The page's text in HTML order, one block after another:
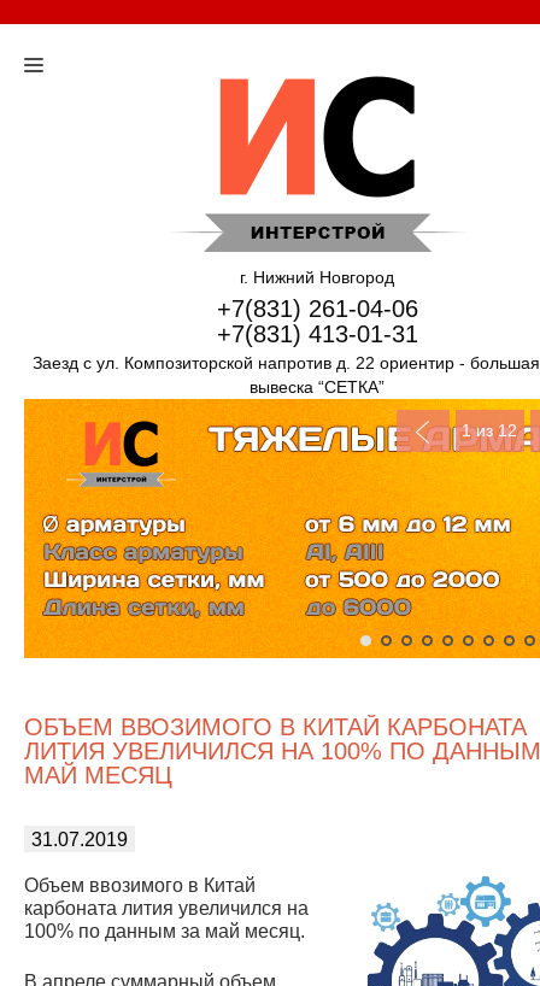
г. Нижний Новгород
+7(831) 261-04-06
+7(831) 413-01-31
Заезд с ул. Композиторской напротив д. 22 ориентир -
вывеска “СЕТКА”
1из 12
ОБЪЕМ ВВОЗИМОГО В КИТАЙ КАРБОНАТА
ЛИТИЯ УВЕЛИЧИЛСЯ НА 100% ПО
МАЙ МЕСЯЦ
31.07.2019
Объем ввозимого в Китай
карбоната лития увеличился на
100% по данным за май месяц.
В апреле суммарный объем